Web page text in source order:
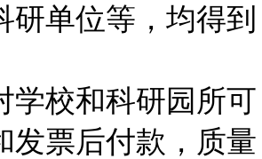
研单位等，均得到
学校和科研园所可
发票后付款，质量